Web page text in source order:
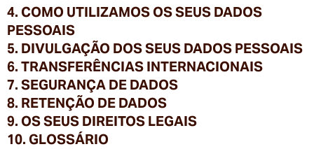
4. COMO UTILIZAMOS OS SEUS DADOS
PESSOAIS
5. DIVULGAÇÃO DOS SEUS DADOS PESSOAIS
6. TRANSFERÊNCIAS INTERNACIONAIS
7. SEGURANÇA DE DADOS
8. RETENÇÃO DE DADOS
9. OS SEUS DIREITOS LEGAIS
10. GLOSSÁRIO